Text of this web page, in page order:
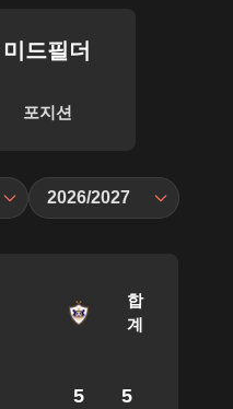
미드필더
포지션
2026/2027
합
계
5 5